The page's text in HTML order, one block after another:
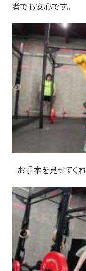
者でも安心です。
お手本を見せてく